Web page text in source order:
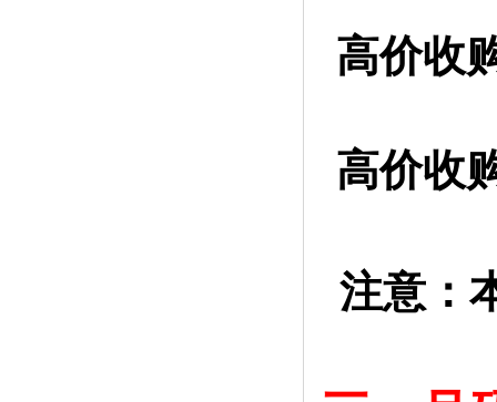
高价收
高价收
注意：